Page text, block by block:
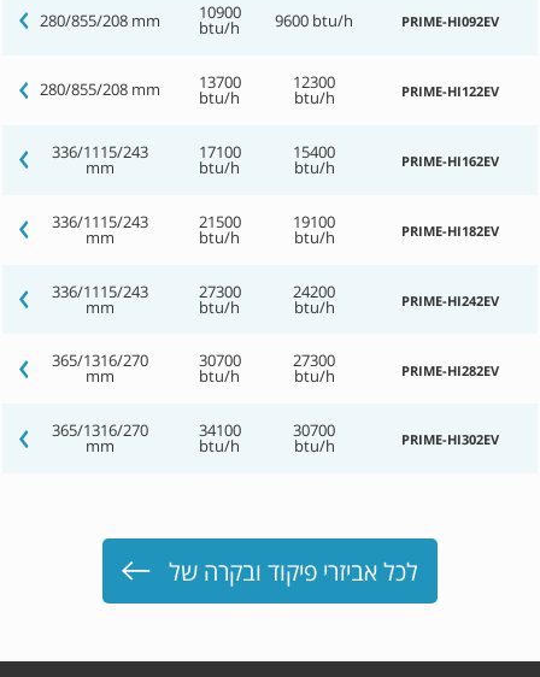
PRIME-HI092EV
9600 btu/h
10900
btu/h
280/855/208 mm
PRIME-HI122EV
12300
btu/h
13700
btu/h
280/855/208 mm
PRIME-HI162EV
15400
btu/h
17100
btu/h
336/1115/243
mm
PRIME-HI182EV
19100
btu/h
21500
btu/h
336/1115/243
mm
PRIME-HI242EV
24200
btu/h
27300
btu/h
336/1115/243
mm
PRIME-HI282EV
27300
btu/h
30700
btu/h
365/1316/270
mm
PRIME-HI302EV
30700
btu/h
34100
btu/h
365/1316/270
mm
לכל אביזרי פיקוד ובקרה של